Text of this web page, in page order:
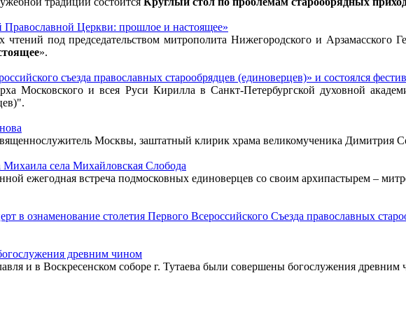
Церкви: прошлое и настоящее»
под председательством митрополита Нижегородского и Арзамасского
».
съезда православных старообрядцев (единоверцев)» и состоялся
Московского и всея Руси Кирилла в Санкт-Петербургской духовной
Москвы, заштатный клирик храма великомученика Димитрия
Михаила села Михайловская Слобода
ежегодная встреча подмосковных единоверцев со своим архипастырем –
в ознаменование столетия Первого Всероссийского Съезда православных
древним чином
и в Воскресенском соборе г. Тутаева были совершены богослужения древним